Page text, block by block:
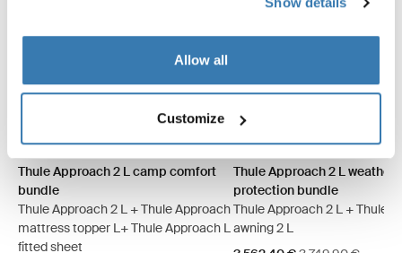
Allow all
Customize
Thule Approach 2 M camp comfort bundle Ashland harmaa
Thule Approach 2 L camp comfort bundle Ashland harmaa
Thule Approach 2 M camp comfort bundle Tumma
Thule Approach 2 L camp comfort bundle Tumma
Thule Approach 2 L camp comfort
bundle
Thule Approach 2 L + Thule Approach
mattress topper L+ Thule Approach L
fitted sheet
Thule Approach 2 M
Thule Approach 2 L weather
protection bundle
Thule Approach 2 L + Thule
awning 2 L